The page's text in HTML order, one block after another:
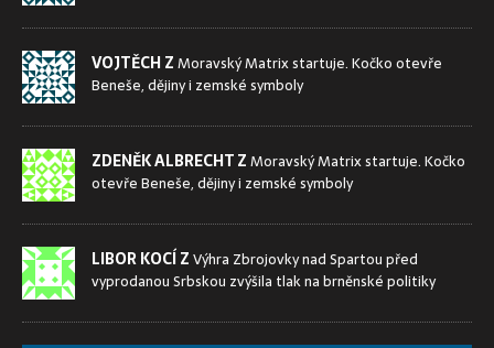
VOJTĚCH ZMoravský Matrix startuje. Kočko otevře
Beneše, dějiny i zemské symboly
ZDENĚK ALBRECHT ZMoravský Matrix startuje. Kočko
otevře Beneše, dějiny i zemské symboly
LIBOR KOCÍ ZVýhra Zbrojovky nad Spartou před
vyprodanou Srbskou zvýšila tlak na brněnské politiky